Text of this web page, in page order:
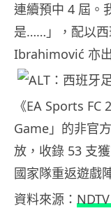
連續預中 4 屆。
是……」，配以
Ibrahimović 亦
《EA Sports FC
Game」的非官
放，收錄 53 支
國家隊重返遊戲
資料來源：